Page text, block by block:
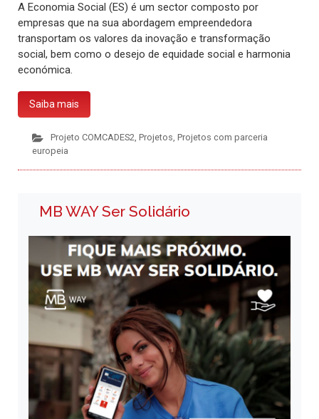
A Economia Social (ES) é um sector composto por
empresas que na sua abordagem empreendedora
transportam os valores da inovação e transformação
social, bem como o desejo de equidade social e harmonia
económica.
Saiba mais
Projeto COMCADES2, Projetos, Projetos com parceria
europeia
MB WAY Ser Solidário